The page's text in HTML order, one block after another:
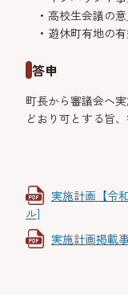
高校生会議の
遊休町有地の
答申
町長から審議会へ
どおり可とする旨
実施計画【令
ル]
実施計画掲載